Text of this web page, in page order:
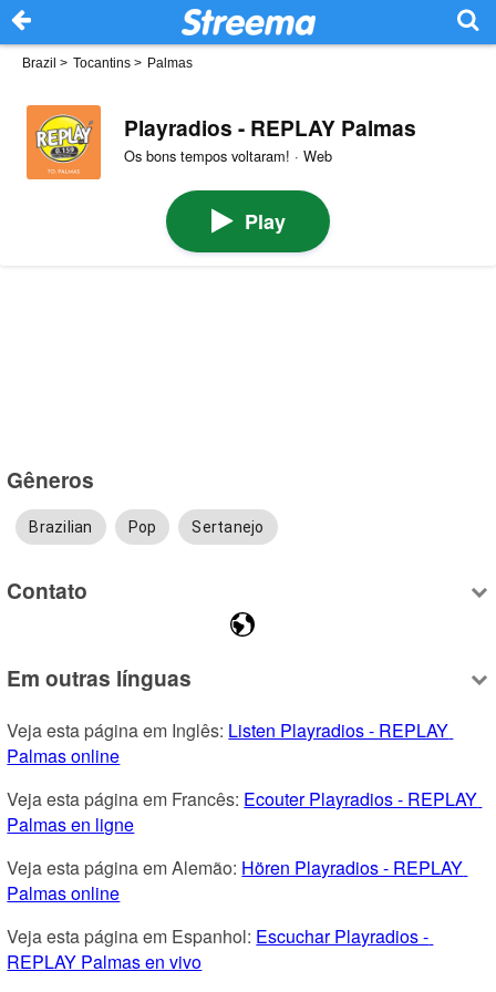
Brazil > Tocantins > Palmas
Playradios - REPLAY Palmas
Os bons tempos voltaram! · Web
Play
Gêneros
Brazilian Pop Sertanejo
Contato
Em outras línguas
Veja esta página em Inglês: Listen Playradios - REPLAY
Palmas online
Veja esta página em Francês: Ecouter Playradios - REPLAY
Palmas en ligne
Veja esta página em Alemão: Hören Playradios - REPLAY
Palmas online
Veja esta página em Espanhol: Escuchar Playradios -
REPLAY Palmas en vivo